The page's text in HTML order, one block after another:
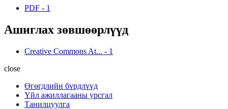
PDF - 1
Ашиглах зөвшөөрлүүд
Creative Commons At... - 1
close
Өгөгдлийн бүрдлүүд
Үйл ажиллагааны урсгал
Танилцуулга